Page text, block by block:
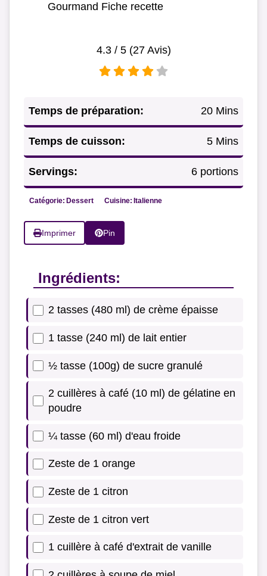
Gourmand Fiche recette
4.3/ 5 (27Avis)
Temps de préparation: 20 Mins
Temps de cuisson: 5 Mins
Servings: 6 portions
Catégorie: Dessert Cuisine: Italienne
Imprimer Pin
Ingrédients:
2 tasses (480 ml) de crème épaisse
1 tasse (240 ml) de lait entier
½ tasse (100g) de sucre granulé
2 cuillères à café (10 ml) de gélatine en
poudre
¼ tasse (60 ml) d'eau froide
Zeste de 1 orange
Zeste de 1 citron
Zeste de 1 citron vert
1 cuillère à café d'extrait de vanille